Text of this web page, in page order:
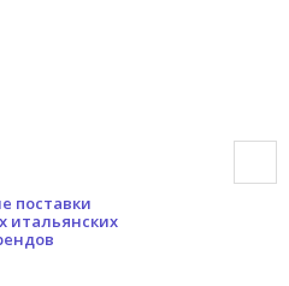
поставки
итальянских